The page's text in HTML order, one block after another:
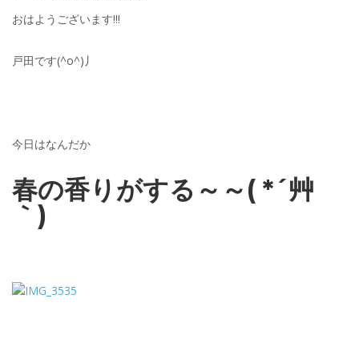
おはようございます!!!
戸田です(^o^)丿
今日はなんだか
春の香りがする～～( *´艸
｀)